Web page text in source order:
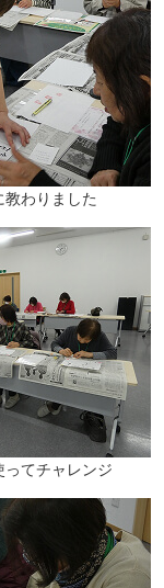
わりました
ってチャレンジ